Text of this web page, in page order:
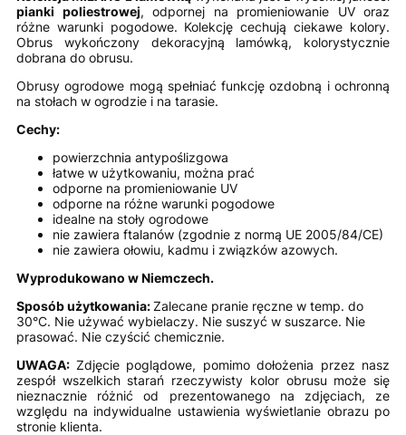
pianki poliestrowej, odpornej na promieniowanie UV oraz
różne warunki pogodowe. Kolekcję cechują ciekawe kolory.
Obrus wykończony dekoracyjną lamówką, kolorystycznie
dobrana do obrusu.
Obrusy ogrodowe mogą spełniać funkcję ozdobną i ochronną
na stołach w ogrodzie i na tarasie.
Cechy:
powierzchnia antypoślizgowa
łatwe w użytkowaniu, można prać
odporne na promieniowanie UV
odporne na różne warunki pogodowe
idealne na stoły ogrodowe
nie zawiera ftalanów (zgodnie z normą UE 2005/84/CE)
nie zawiera ołowiu, kadmu i związków azowych.
Wyprodukowano w Niemczech.
Sposób użytkowania:Zalecane pranie ręczne w temp. do
30°C. Nie używać wybielaczy. Nie suszyć w suszarce. Nie
prasować. Nie czyścić chemicznie.
UWAGA: Zdjęcie poglądowe, pomimo dołożenia przez nasz
zespół wszelkich starań rzeczywisty kolor obrusu może się
nieznacznie różnić od prezentowanego na zdjęciach, ze
względu na indywidualne ustawienia wyświetlanie obrazu po
stronie klienta.